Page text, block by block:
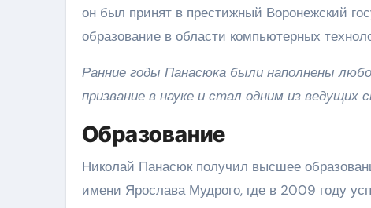
он был принят в престижный Воронежский
образование в области компьютерных
Ранние годы Панасюка были наполнены
призвание в науке и стал одним из ведущих
Образование
Николай Панасюк получил высшее
имени Ярослава Мудрого, где в 2009 году